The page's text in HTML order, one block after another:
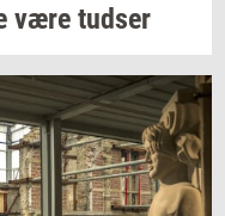
være tud­ser